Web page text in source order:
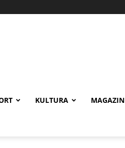
KULTURA MAGAZIN